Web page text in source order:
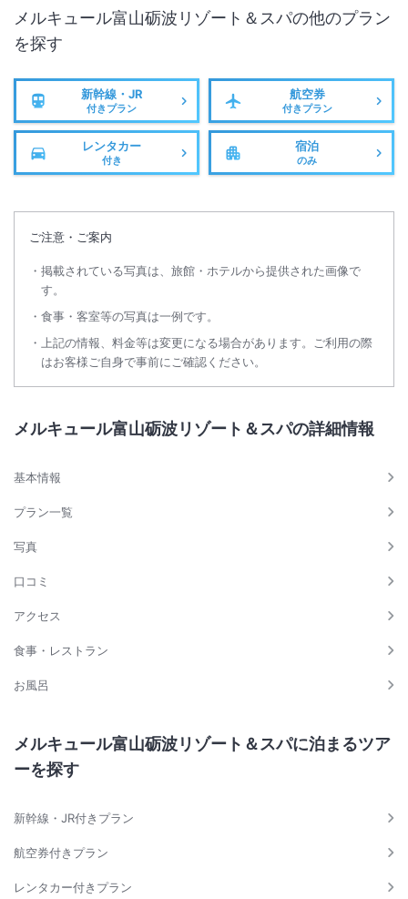
メルキュール富山砺波リゾート＆スパの他のプラン
を探す
新幹線・JR
付きプラン
航空券
付きプラン
レンタカー
付き
宿泊
のみ
ご注意・ご案内
掲載されている写真は、旅館・ホテルから提供された画像で
す。
食事・客室等の写真は一例です。
上記の情報、料金等は変更になる場合があります。ご利用の際
はお客様ご自身で事前にご確認ください。
メルキュール富山砺波リゾート＆スパの詳細情報
基本情報
プラン一覧
写真
口コミ
アクセス
食事・レストラン
お風呂
メルキュール富山砺波リゾート＆スパに泊まるツア
ーを探す
新幹線・JR付きプラン
航空券付きプラン
レンタカー付きプラン